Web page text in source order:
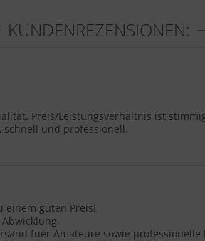
KUNDENREZENSIONEN:
Preis/Leistungsverhältnis ist
schnell und professionell.
einem guten Preis!
fuer Amateure sowie professionelle